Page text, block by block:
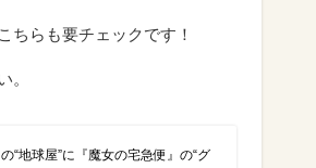
ちらも要チェックです！
。
“地球屋”に『魔女の宅急便』の“グ